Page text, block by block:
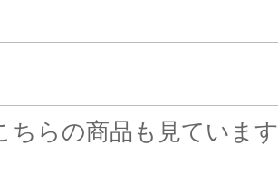
ちらの商品も見ています